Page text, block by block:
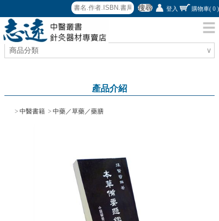
搜尋 登入 購物車( 0 )
商品分類 ∨
產品介紹
>中醫書籍 >中藥／草藥／藥膳